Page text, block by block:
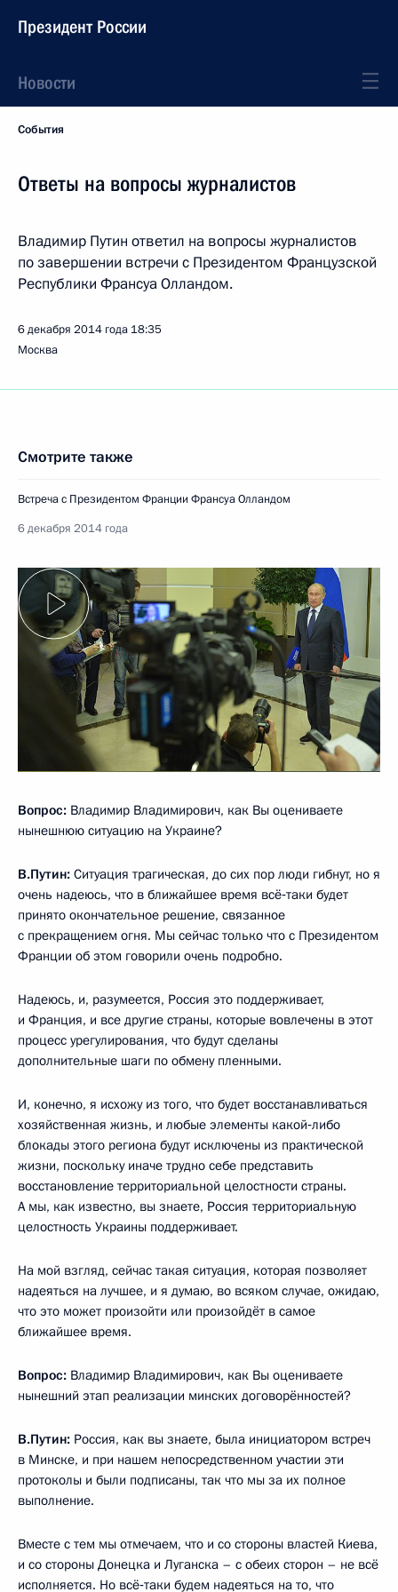
Президент России
Новости
События
Ответы на вопросы журналистов
Владимир Путин ответил на вопросы журналистов
по завершении встречи с Президентом Французской
Республики Франсуа Олландом.
6 декабря 2014 года 18:35
Москва
Смотрите также
Встреча с Президентом Франции Франсуа Олландом
6 декабря 2014 года
Вопрос: Владимир Владимирович, как Вы оцениваете
нынешнюю ситуацию на Украине?
В.Путин: Ситуация трагическая, до сих пор люди гибнут, но я
очень надеюсь, что в ближайшее время всё‑таки будет
принято окончательное решение, связанное
с прекращением огня. Мы сейчас только что с Президентом
Франции об этом говорили очень подробно.
Надеюсь, и, разумеется, Россия это поддерживает,
и Франция, и все другие страны, которые вовлечены в этот
процесс урегулирования, что будут сделаны
дополнительные шаги по обмену пленными.
И, конечно, я исхожу из того, что будет восстанавливаться
хозяйственная жизнь, и любые элементы какой‑либо
блокады этого региона будут исключены из практической
жизни, поскольку иначе трудно себе представить
восстановление территориальной целостности страны.
А мы, как известно, вы знаете, Россия территориальную
целостность Украины поддерживает.
На мой взгляд, сейчас такая ситуация, которая позволяет
надеяться на лучшее, и я думаю, во всяком случае, ожидаю,
что это может произойти или произойдёт в самое
ближайшее время.
Вопрос: Владимир Владимирович, как Вы оцениваете
нынешний этап реализации минских договорённостей?
В.Путин: Россия, как вы знаете, была инициатором встреч
в Минске, и при нашем непосредственном участии эти
протоколы и были подписаны, так что мы за их полное
выполнение.
Вместе с тем мы отмечаем, что и со стороны властей Киева,
и со стороны Донецка и Луганска – с обеих сторон – не всё
исполняется. Но всё‑таки будем надеяться на то, что